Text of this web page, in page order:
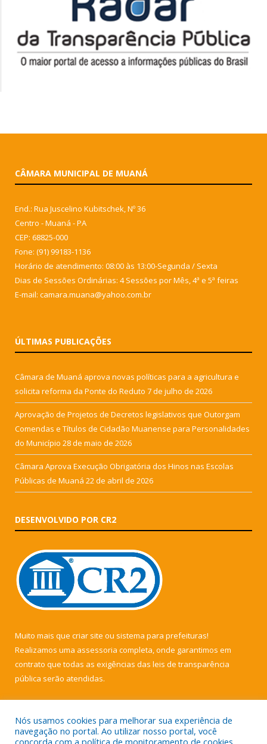
CÂMARA MUNICIPAL DE MUANÁ
End.: Rua Juscelino Kubitschek, Nº 36
Centro - Muaná - PA
CEP: 68825-000
Fone: (91) 99183-1136
Horário de atendimento: 08:00 às 13:00-Segunda / Sexta
Dias de Sessões Ordinárias: 4 Sessões por Mês, 4ª e 5ª feiras
E-mail: camara.muana@yahoo.com.br
ÚLTIMAS PUBLICAÇÕES
Câmara de Muaná aprova novas políticas para a agricultura e
solicita reforma da Ponte do Reduto 7 de julho de 2026
Aprovação de Projetos de Decretos legislativos que Outorgam
Comendas e Títulos de Cidadão Muanense para Personalidades
do Município 28 de maio de 2026
Câmara Aprova Execução Obrigatória dos Hinos nas Escolas
Públicas de Muaná 22 de abril de 2026
DESENVOLVIDO POR CR2
Muito mais que criar site ou sistema para prefeituras!
Realizamos uma assessoria completa, onde garantimos em
contrato que todas as exigências das leis de transparência
pública serão atendidas.
Nós usamos cookies para melhorar sua experiência de
navegação no portal. Ao utilizar nosso portal, você
concorda com a política de monitoramento de cookies.